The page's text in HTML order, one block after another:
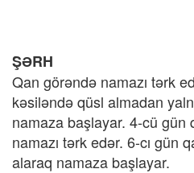
ŞƏRH
Qan görəndə namazı tərk
kəsiləndə qüsl almadan
namaza başlayar. 4-cü gün
namazı tərk edər. 6-cı gün
alaraq namaza başlayar.